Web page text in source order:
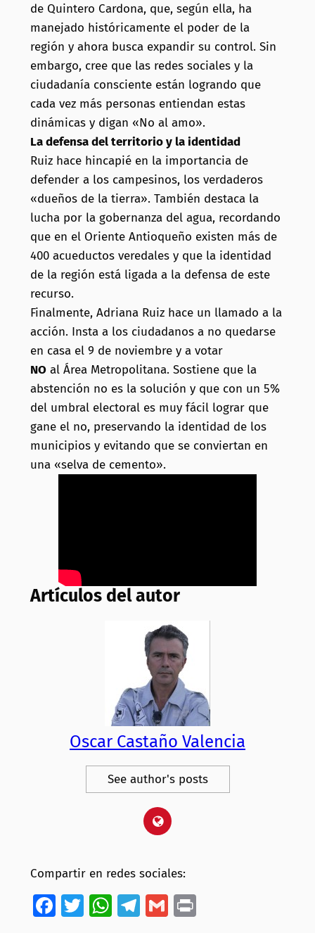
de Quintero Cardona, que, según ella, ha
manejado históricamente el poder de la
región y ahora busca expandir su control. Sin
embargo, cree que las redes sociales y la
ciudadanía consciente están logrando que
cada vez más personas entiendan estas
dinámicas y digan «No al amo».
La defensa del territorio y la identidad
Ruiz hace hincapié en la importancia de
defender a los campesinos, los verdaderos
«dueños de la tierra». También destaca la
lucha por la gobernanza del agua, recordando
que en el Oriente Antioqueño existen más de
400 acueductos veredales y que la identidad
de la región está ligada a la defensa de este
recurso.
Finalmente, Adriana Ruiz hace un llamado a la
acción. Insta a los ciudadanos a no quedarse
en casa el 9 de noviembre y a votar
NOal Área Metropolitana. Sostiene que la
abstención no es la solución y que con un 5%
del umbral electoral es muy fácil lograr que
gane el no, preservando la identidad de los
municipios y evitando que se conviertan en
una «selva de cemento».
Artículos del autor
Oscar Castaño Valencia
See author's posts
Compartir en redes sociales:
Facebook
Twitter
WhatsApp
Telegram
Gmail